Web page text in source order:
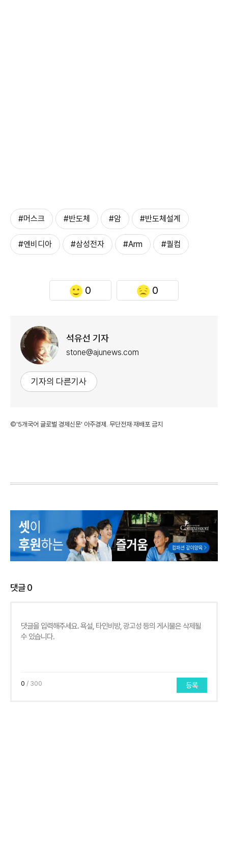
#머스크 #반도체 #암 #반도체설계
#엔비디아 #삼성전자 #Arm #퀄컴
0 0
석유선 기자
stone@ajunews.com
기자의 다른기사
©'5개국어 글로벌 경제신문' 아주경제. 무단전재·재배포 금지
댓글0
0 / 300 등록